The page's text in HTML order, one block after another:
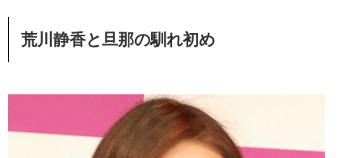
荒川静香と旦那の馴れ初め